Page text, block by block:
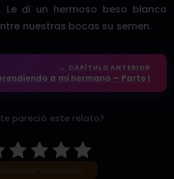
di un hermoso beso blanco
nuestras bocas su semen.
← CAPÍTULO ANTERIOR
a mi hermano – Parte I
te pareció este relato?